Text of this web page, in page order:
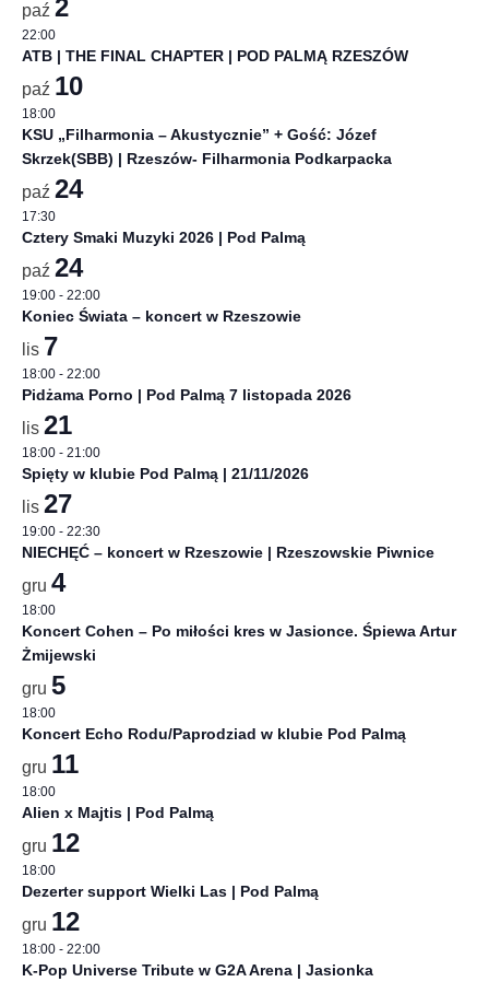
paź 2
22:00
ATB | THE FINAL CHAPTER | POD PALMĄ RZESZÓW
paź 10
18:00
KSU „Filharmonia – Akustycznie” + Gość: Józef
Skrzek(SBB) | Rzeszów- Filharmonia Podkarpacka
paź 24
17:30
Cztery Smaki Muzyki 2026 | Pod Palmą
paź 24
19:00 - 22:00
Koniec Świata – koncert w Rzeszowie
lis 7
18:00 - 22:00
Pidżama Porno | Pod Palmą 7 listopada 2026
lis 21
18:00 - 21:00
Spięty w klubie Pod Palmą | 21/11/2026
lis 27
19:00 - 22:30
NIECHĘĆ – koncert w Rzeszowie | Rzeszowskie Piwnice
gru 4
18:00
Koncert Cohen – Po miłości kres w Jasionce. Śpiewa Artur
Żmijewski
gru 5
18:00
Koncert Echo Rodu/Paprodziad w klubie Pod Palmą
gru 11
18:00
Alien x Majtis | Pod Palmą
gru 12
18:00
Dezerter support Wielki Las | Pod Palmą
gru 12
18:00 - 22:00
K-Pop Universe Tribute w G2A Arena | Jasionka